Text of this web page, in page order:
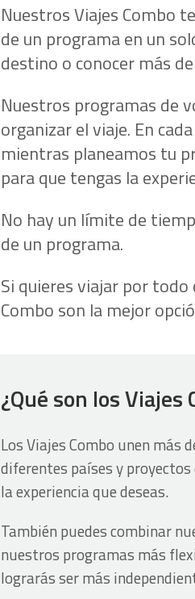
Nuestros Viajes Combo
de un programa en un
destino o conocer más
Nuestros programas de
organizar el viaje. En
mientras planeamos tu
para que tengas la
No hay un límite de
de un programa.
Si quieres viajar por todo
Combo son la mejor
¿Qué son los Viajes
Los Viajes Combo unen más
diferentes países y
la experiencia que deseas.
También puedes combinar
nuestros programas más
lograrás ser más